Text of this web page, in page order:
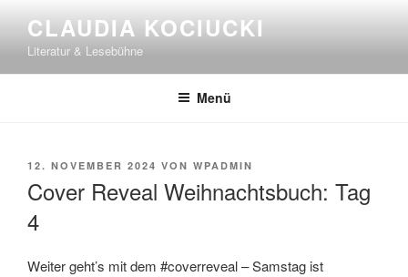
Inhalt
springen
CLAUDIA KOCIUCKI
Literatur & Lesebühne
Menü
VERÖFFENTLICHT
12. NOVEMBER 2024 VON WPADMIN
Cover Reveal Weihnachtsbuch: Tag
4
Weiter geht’s mit dem #coverreveal – Samstag ist